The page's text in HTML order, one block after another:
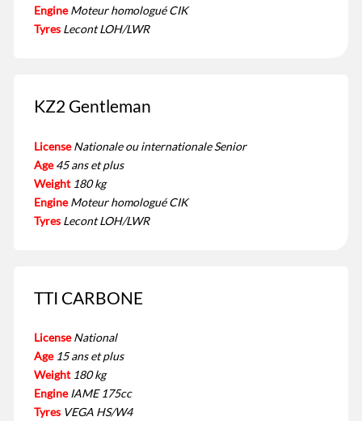
Engine Moteur homologué CIK
Tyres Lecont LOH/LWR
KZ2 Gentleman
License Nationale ou internationale Senior
Age 45 ans et plus
Weight 180 kg
Engine Moteur homologué CIK
Tyres Lecont LOH/LWR
TTI CARBONE
License National
Age 15 ans et plus
Weight 180 kg
Engine IAME 175cc
Tyres VEGA HS/W4